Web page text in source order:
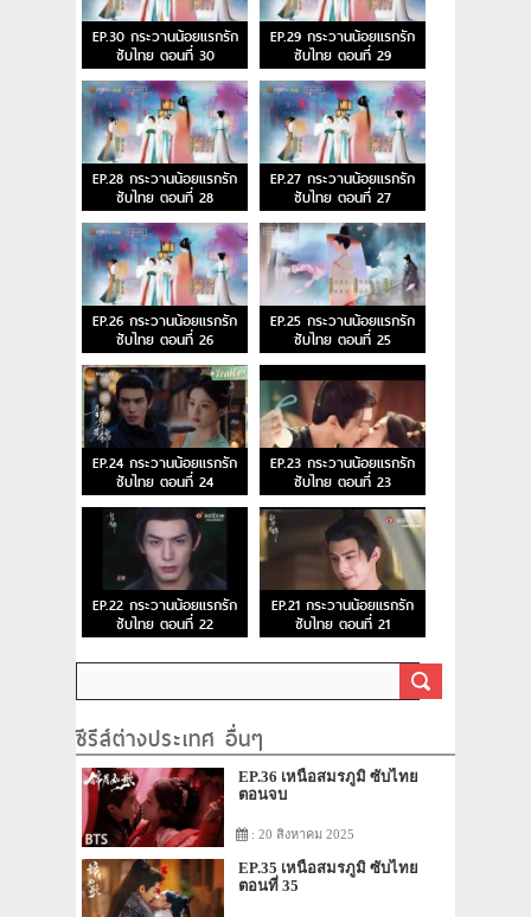
EP.30 กระวานน้อยแรกรัก
ซับไทย ตอนที่ 30
EP.29 กระวานน้อยแรกรัก
ซับไทย ตอนที่ 29
EP.28 กระวานน้อยแรกรัก
ซับไทย ตอนที่ 28
EP.27 กระวานน้อยแรกรัก
ซับไทย ตอนที่ 27
EP.26 กระวานน้อยแรกรัก
ซับไทย ตอนที่ 26
EP.25 กระวานน้อยแรกรัก
ซับไทย ตอนที่ 25
EP.24 กระวานน้อยแรกรัก
ซับไทย ตอนที่ 24
EP.23 กระวานน้อยแรกรัก
ซับไทย ตอนที่ 23
EP.22 กระวานน้อยแรกรัก
ซับไทย ตอนที่ 22
EP.21 กระวานน้อยแรกรัก
ซับไทย ตอนที่ 21
ซีรีส์ต่างประเทศ อื่นๆ
EP.36 เหนือสมรภูมิ ซับไทย
ตอนจบ
: 20 สิงหาคม 2025
EP.35 เหนือสมรภูมิ ซับไทย
ตอนที่ 35